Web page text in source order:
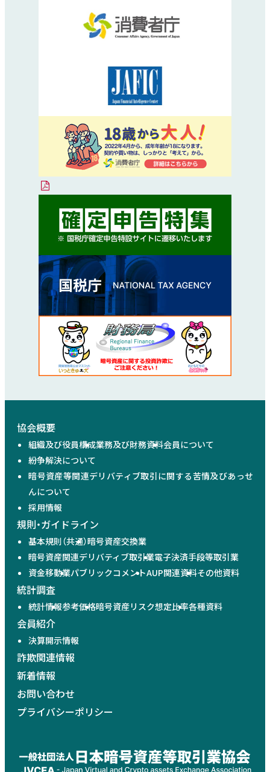
協会概要
組織及び役員構成業務及び財務資料会員について
紛争解決について
暗号資産等関連デリバティブ取引に関する苦情及びあっせ
んについて
採用情報
規則・ガイドライン
基本規則（共通）暗号資産交換業
暗号資産関連デリバティブ取引業電子決済手段等取引業
資金移動業パブリックコメントAUP関連資料その他資料
統計調査
統計情報参考価格暗号資産リスク想定比率各種資料
会員紹介
決算開示情報
詐欺関連情報
新着情報
お問い合わせ
プライバシーポリシー